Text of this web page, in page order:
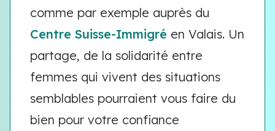
comme par exemple auprès du
Centre Suisse-Immigré en Valais. Un
partage, de la solidarité entre
femmes qui vivent des situations
semblables pourraient vous faire du
bien pour votre confiance